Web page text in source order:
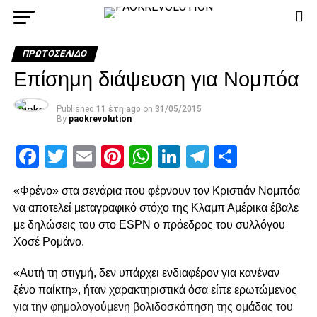
ΠΡΩΤΟΣΈΛΙΔΟ
Επίσημη διάψευση για Νομπόα
Published 11 έτη ago on 31/05/2015
By paokrevolution
Facebook
Twitter
EmailPinterest
WhatsApp
LinkedIn
Telegram
«Φρένο» στα σενάρια που φέρνουν τον Κριστιάν Νομπόα
να αποτελεί μεταγραφικό στόχο της Κλαμπ Αμέρικα έβαλε
με δηλώσεις του στο ESPN ο πρόεδρος του συλλόγου
Χοσέ Ρομάνο.
«Αυτή τη στιγμή, δεν υπάρχει ενδιαφέρον για κανέναν
ξένο παίκτη», ήταν χαρακτηριστικά όσα είπε ερωτώμενος
για την φημολογούμενη βολιδοσκόπηση της ομάδας του